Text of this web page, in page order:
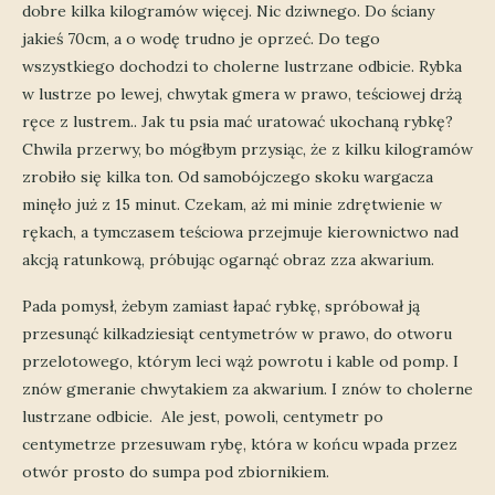
dobre kilka kilogramów więcej. Nic dziwnego. Do ściany
jakieś 70cm, a o wodę trudno je oprzeć. Do tego
wszystkiego dochodzi to cholerne lustrzane odbicie. Rybka
w lustrze po lewej, chwytak gmera w prawo, teściowej drżą
ręce z lustrem.. Jak tu psia mać uratować ukochaną rybkę?
Chwila przerwy, bo mógłbym przysiąc, że z kilku kilogramów
zrobiło się kilka ton. Od samobójczego skoku wargacza
minęło już z 15 minut. Czekam, aż mi minie zdrętwienie w
rękach, a tymczasem teściowa przejmuje kierownictwo nad
akcją ratunkową, próbując ogarnąć obraz zza akwarium.
Pada pomysł, żebym zamiast łapać rybkę, spróbował ją
przesunąć kilkadziesiąt centymetrów w prawo, do otworu
przelotowego, którym leci wąż powrotu i kable od pomp. I
znów gmeranie chwytakiem za akwarium. I znów to cholerne
lustrzane odbicie. Ale jest, powoli, centymetr po
centymetrze przesuwam rybę, która w końcu wpada przez
otwór prosto do sumpa pod zbiornikiem.